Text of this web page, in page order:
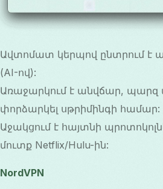
Ավտոմատ կերպով ընտրում է
(AI-ով):
Առաջարկում է անվճար,
փորձարկել սթրիմինգի համար:
Աջակցում է հայտնի
մուտք Netflix/Hulu-ին:
NordVPN